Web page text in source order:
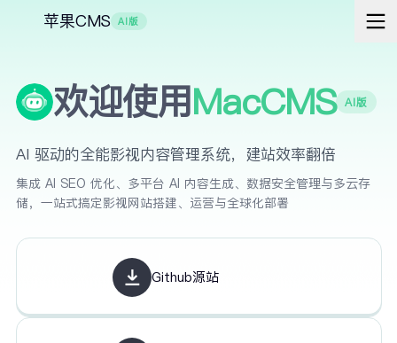
苹果CMS AI版
欢迎使用MacCMS AI版
AI 驱动的全能影视内容管理系统，建站效率翻倍
集成 AI SEO 优化、多平台 AI 内容生成、数据安全管理与多云存
储，一站式搞定影视网站搭建、运营与全球化部署
Github源站